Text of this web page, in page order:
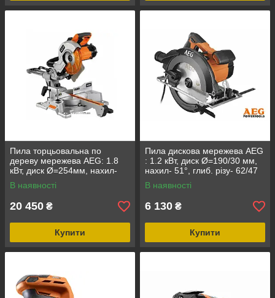
Пила торцьовальна по
дереву мережева AEG: 1.8
кВт, диск Ø=254мм, нахил-
50°, глибина- 90 мм (PS254L)
В наявності
20 450 ₴
Купити
Пила дискова мережева AEG
: 1.2 кВт, диск Ø=190/30 мм,
нахил- 51°, глиб. різу- 62/47
мм-90/45°
В наявності
6 130 ₴
Купити